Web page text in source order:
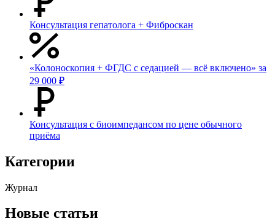
Консультация гепатолога + Фиброскан
«Колоноскопия + ФГДС с седацией — всё включено» за
29 000 ₽
Консультация с биоимпедансом по цене обычного
приёма
Категории
Журнал
Новые статьи